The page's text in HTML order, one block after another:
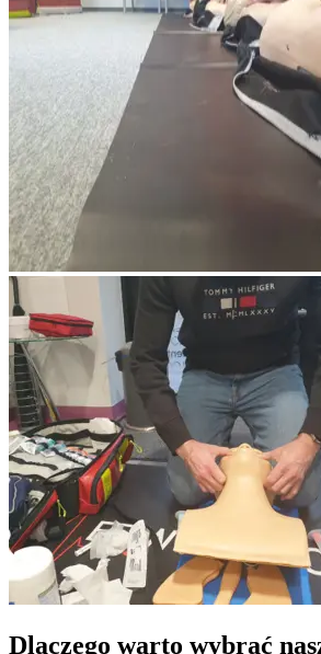
Dlaczego warto wybrać